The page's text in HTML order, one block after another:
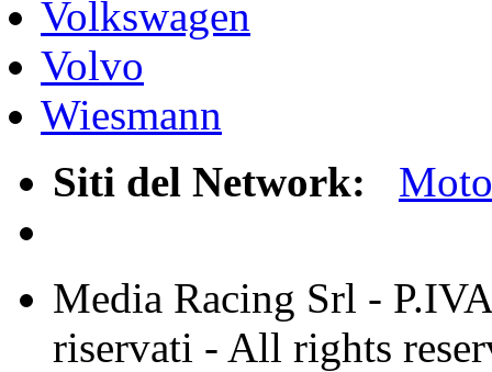
Volkswagen
Volvo
Wiesmann
Siti del Network:
Media Racing Srl -
riservati - All rights